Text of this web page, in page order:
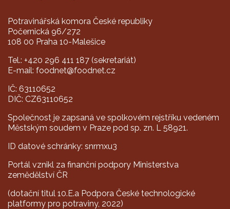
Potravinářská komora České republiky
Počernická 96/272
108 00 Praha 10-Malešice
Tel.: +420 296 411 187 (sekretariát)
E-mail: foodnet@foodnet.cz
IČ: 63110652
DIČ: CZ63110652
Společnost je zapsaná ve spolkovém rejstříku vedeném
Městským soudem v Praze pod sp. zn. L 58921.
ID datové schránky: snrmxu3
Portál vznikl za finanční podpory Ministerstva
zemědělství ČR
(dotační titul 10.E.a Podpora České technologické
platformy pro potraviny, 2022)